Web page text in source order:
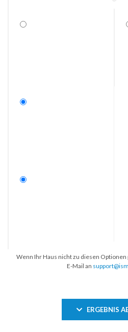
Wenn Ihr Haus nicht zu diesen
E-Mail an
ERGEBNIS